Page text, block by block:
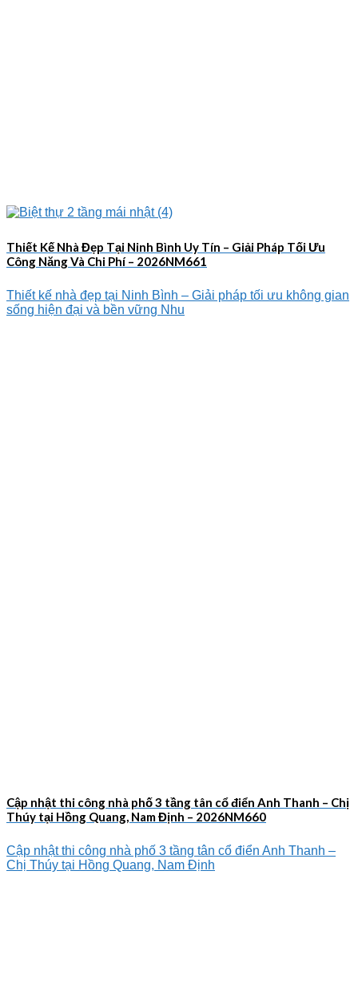
Thiết Kế Nhà Đẹp Tại Ninh Bình Uy Tín – Giải Pháp Tối Ưu
Công Năng Và Chi Phí – 2026NM661
Thiết kế nhà đẹp tại Ninh Bình – Giải pháp tối ưu không gian
sống hiện đại và bền vững Nhu
Cập nhật thi công nhà phố 3 tầng tân cổ điển Anh Thanh – Chị
Thúy tại Hồng Quang, Nam Định – 2026NM660
Cập nhật thi công nhà phố 3 tầng tân cổ điển Anh Thanh –
Chị Thúy tại Hồng Quang, Nam Định